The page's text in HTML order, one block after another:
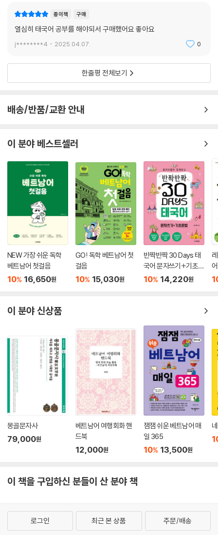
종이책 구매
열심히 태국어 공부를 해야되서 구매했어요 좋아요
j********4 2025.04.07. 0
한줄평 전체보기
배송/반품/교환 안내
이 분야 베스트셀러
NEW 가장 쉬운 독학
베트남어 첫걸음
10% 16,650원
GO! 독학 베트남어 첫
걸음
10% 15,030원
반짝반짝 30 Days 태
국어 문자쓰기+기초문
법
10% 14,220원
이 분야 신상품
몽골문자사
79,000원
베트남어 여행회화 핸
드북
12,000원
잼잼 쉬운 베트남어 매
일 365
10% 13,500원
이 책을 구입하신 분들이 산 분야 책
로그인 최근 본 상품 주문/배송